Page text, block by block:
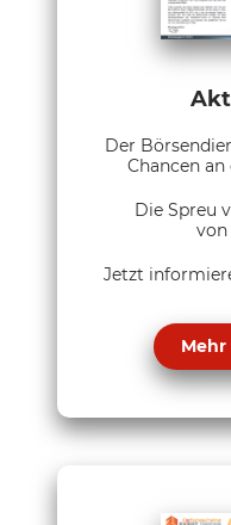
Der
Chancen
Die Spreu
von
Jetzt